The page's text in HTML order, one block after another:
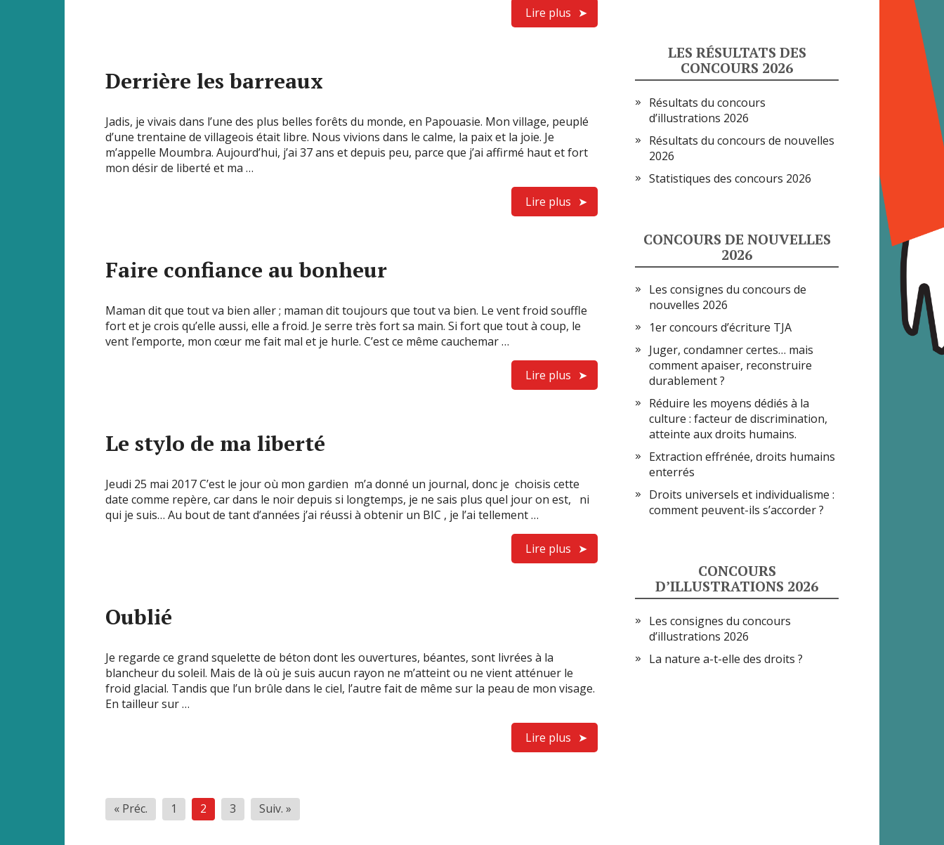
Lire plus
Derrière les barreaux
Jadis, je vivais dans l’une des plus belles forêts du monde, en Papouasie. Mon village, peuplé
d’une trentaine de villageois était libre. Nous vivions dans le calme, la paix et la joie. Je
m’appelle Moumbra. Aujourd’hui, j’ai 37 ans et depuis peu, parce que j’ai affirmé haut et fort
mon désir de liberté et ma …
Lire plus
Faire confiance au bonheur
Maman dit que tout va bien aller ; maman dit toujours que tout va bien. Le vent froid souffle
fort et je crois qu’elle aussi, elle a froid. Je serre très fort sa main. Si fort que tout à coup, le
vent l’emporte, mon cœur me fait mal et je hurle. C’est ce même cauchemar …
Lire plus
Le stylo de ma liberté
Jeudi 25 mai 2017 C’est le jour où mon gardien m’a donné un journal, donc je choisis cette
date comme repère, car dans le noir depuis si longtemps, je ne sais plus quel jour on est, ni
qui je suis… Au bout de tant d’années j’ai réussi à obtenir un BIC , je l’ai tellement …
Lire plus
Oublié
Je regarde ce grand squelette de béton dont les ouvertures, béantes, sont livrées à la
blancheur du soleil. Mais de là où je suis aucun rayon ne m’atteint ou ne vient atténuer le
froid glacial. Tandis que l’un brûle dans le ciel, l’autre fait de même sur la peau de mon visage.
En tailleur sur …
Lire plus
Pagination
des
« Préc. 1 2 3 Suiv. »
LES RÉSULTATS DES
CONCOURS 2026
Résultats du concours
d’illustrations 2026
Résultats du concours de nouvelles
2026
Statistiques des concours 2026
CONCOURS DE NOUVELLES
2026
Les consignes du concours de
nouvelles 2026
1er concours d’écriture TJA
Juger, condamner certes… mais
comment apaiser, reconstruire
durablement ?
Réduire les moyens dédiés à la
culture : facteur de discrimination,
atteinte aux droits humains.
Extraction effrénée, droits humains
enterrés
Droits universels et individualisme :
comment peuvent-ils s’accorder ?
CONCOURS
D’ILLUSTRATIONS 2026
Les consignes du concours
d’illustrations 2026
La nature a-t-elle des droits ?